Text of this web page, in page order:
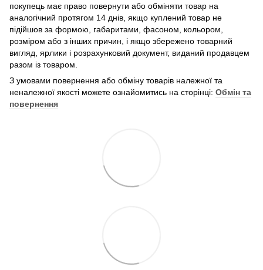
покупець має право повернути або обміняти товар на
аналогічний протягом 14 днів, якщо куплений товар не
підійшов за формою, габаритами, фасоном, кольором,
розміром або з інших причин, і якщо збережено товарний
вигляд, ярлики і розрахунковий документ, виданий продавцем
разом із товаром.
З умовами повернення або обміну товарів належної та
неналежної якості можете ознайомитись на сторінці: Обмін та
повернення